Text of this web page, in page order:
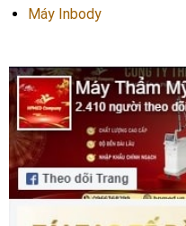
Máy Inbody